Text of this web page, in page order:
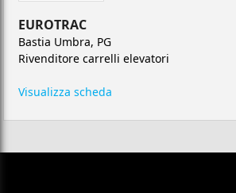
EUROTRAC
Bastia Umbra, PG
Rivenditore carrelli elevatori
Visualizza scheda